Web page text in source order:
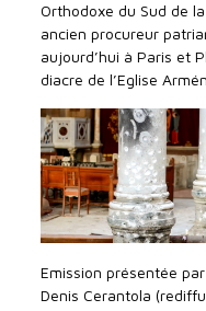
Orthodoxe du Sud de
ancien procureur
aujourd’hui à Paris et
diacre de l’Eglise
Emission présentée
Denis Cerantola